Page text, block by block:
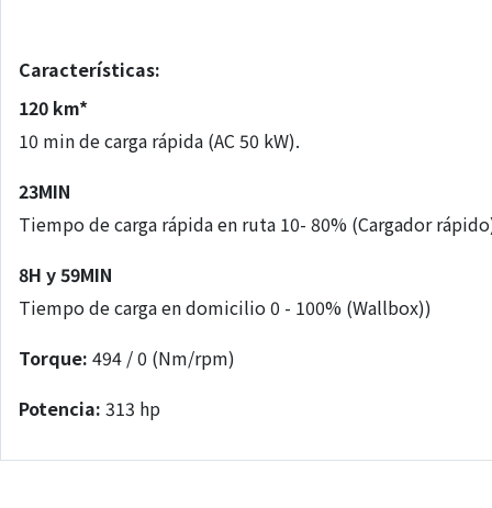
Características:
120 km*
10 min de carga rápida (AC 50 kW).
23MIN
Tiempo de carga rápida en ruta 10- 80% (Cargador
8H y 59MIN
Tiempo de carga en domicilio 0 - 100% (Wallbox))
Torque: 494 / 0 (Nm/rpm)
Potencia: 313 hp